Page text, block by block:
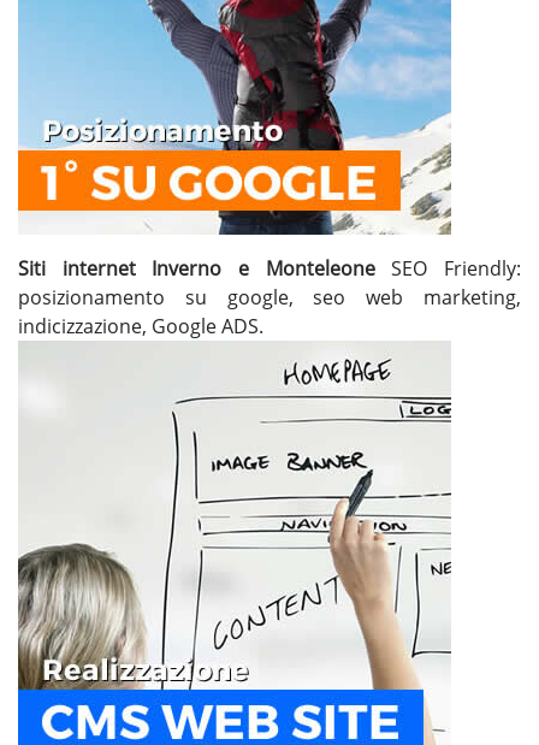
Siti internet Inverno e MonteleoneSEO Friendly:
posizionamento su google, seo web marketing,
indicizzazione, Google ADS.